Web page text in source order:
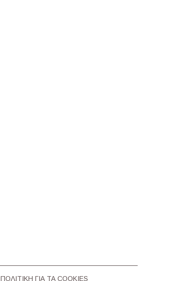
ΠΟΛΙΤΙΚΗ ΓΙΑ ΤΑ COOKIES